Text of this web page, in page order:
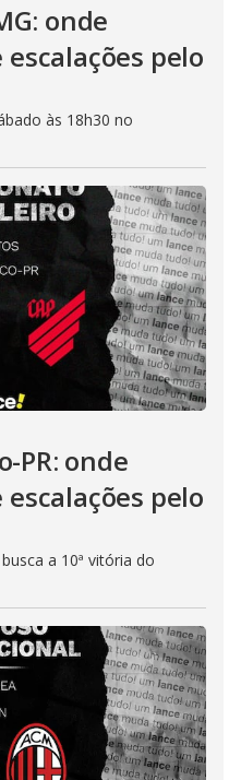
onde
pelo
às 18h30 no
PR: onde
pelo
a 10ª vitória do